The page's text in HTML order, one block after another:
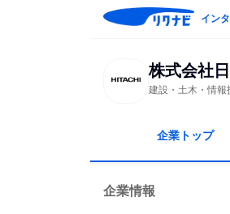
イン
株式会社
建設・土木・情報
企業トップ
企業情報